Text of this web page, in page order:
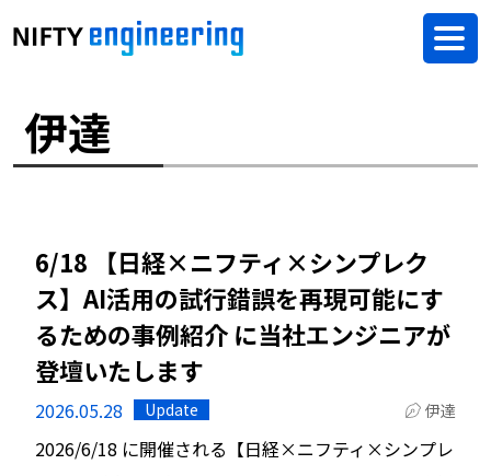
伊達
6/18 【日経×ニフティ×シンプレク
ス】AI活用の試行錯誤を再現可能にす
るための事例紹介 に当社エンジニアが
登壇いたします
2026.05.28 Update 伊達
2026/6/18 に開催される【日経×ニフティ×シンプレ